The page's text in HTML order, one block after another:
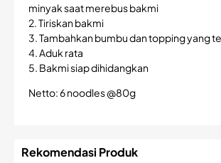
minyak saat merebus bakmi
2. Tiriskan bakmi
3. Tambahkan bumbu dan topping yang
4. Aduk rata
5. Bakmi siap dihidangkan
Netto: 6 noodles @80g
Rekomendasi Produk